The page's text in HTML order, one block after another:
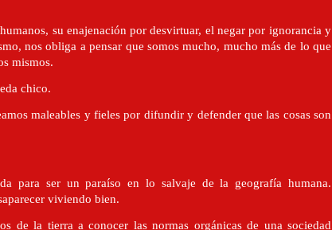
su enajenación por desvirtuar, el negar por ignorancia y
nos obliga a pensar que somos mucho, mucho más de lo que
mismos.
chico.
maleables y fieles por difundir y defender que las cosas son
para ser un paraíso en lo salvaje de la geografía humana.
viviendo bien.
de la tierra a conocer las normas orgánicas de una sociedad